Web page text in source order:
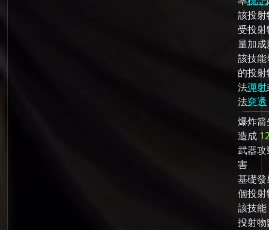
該投
受投
量加
該技
的投
法彈射
法穿透
爆炸
造成
武器
害
基礎
個投射
該技能
投射